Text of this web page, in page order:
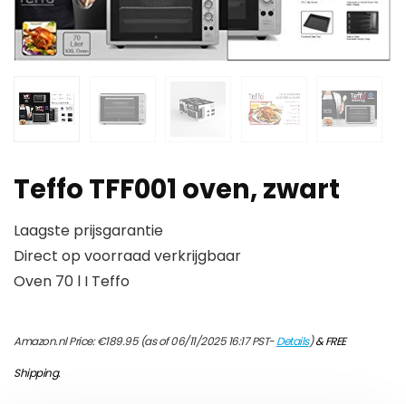
Teffo TFF001 oven, zwart
Laagste prijsgarantie
Direct op voorraad verkrijgbaar
Oven 70 l I Teffo
Amazon.nl Price:€189.95(as of 06/11/2025 16:17 PST-Details)&FREE
Shipping.